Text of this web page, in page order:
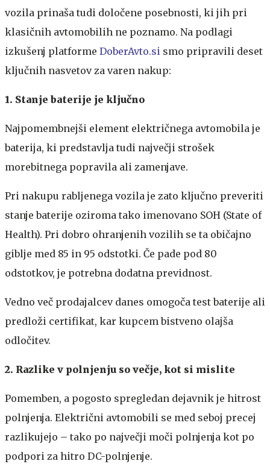
vozila prinaša tudi določene posebnosti, ki jih pri
klasičnih avtomobilih ne poznamo. Na podlagi
izkušenj platforme DoberAvto.si smo pripravili deset
ključnih nasvetov za varen nakup:
1. Stanje baterije je ključno
Najpomembnejši element električnega avtomobila je
baterija, ki predstavlja tudi največji strošek
morebitnega popravila ali zamenjave.
Pri nakupu rabljenega vozila je zato ključno preveriti
stanje baterije oziroma tako imenovano SOH (State of
Health). Pri dobro ohranjenih vozilih se ta običajno
giblje med 85 in 95 odstotki. Če pade pod 80
odstotkov, je potrebna dodatna previdnost.
Vedno več prodajalcev danes omogoča test baterije ali
predloži certifikat, kar kupcem bistveno olajša
odločitev.
2. Razlike v polnjenju so večje, kot si mislite
Pomemben, a pogosto spregledan dejavnik je hitrost
polnjenja. Električni avtomobili se med seboj precej
razlikujejo – tako po največji moči polnjenja kot po
podpori za hitro DC-polnjenje.